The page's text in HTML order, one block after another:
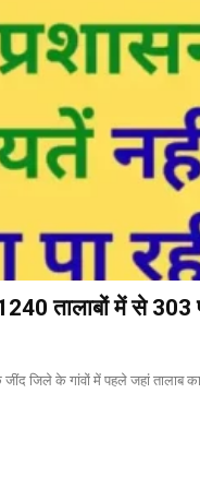
तालाबों में से 303
जिले के गांवों में पहले जहां तालाब का